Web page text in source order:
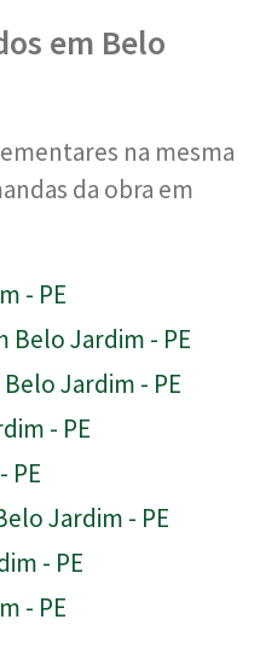
em Belo
na mesma
da obra em
- PE
Belo Jardim - PE
Jardim - PE
- PE
PE
Jardim - PE
- PE
- PE